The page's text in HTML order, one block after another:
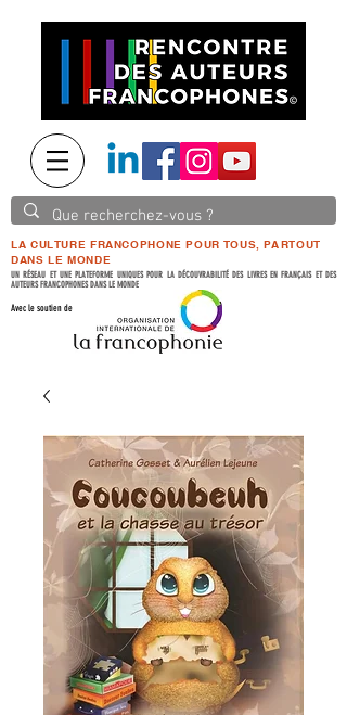
LA CULTURE FRANCOPHONE POUR TOUS, PARTOUT
DANS LE MONDE
UN RÉSEAU ET UNE PLATEFORME UNIQUES POUR LA DÉCOUVRABILITÉ DES LIVRES EN FRANÇAIS ET DES
AUTEURS FRANCOPHONES DANS LE MONDE
Avec le soutien de